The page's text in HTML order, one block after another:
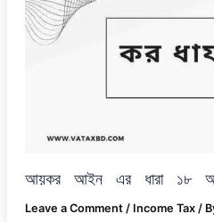
আয়কর আইন এর ধারা ১৮
Leave a Comment / Income Tax/